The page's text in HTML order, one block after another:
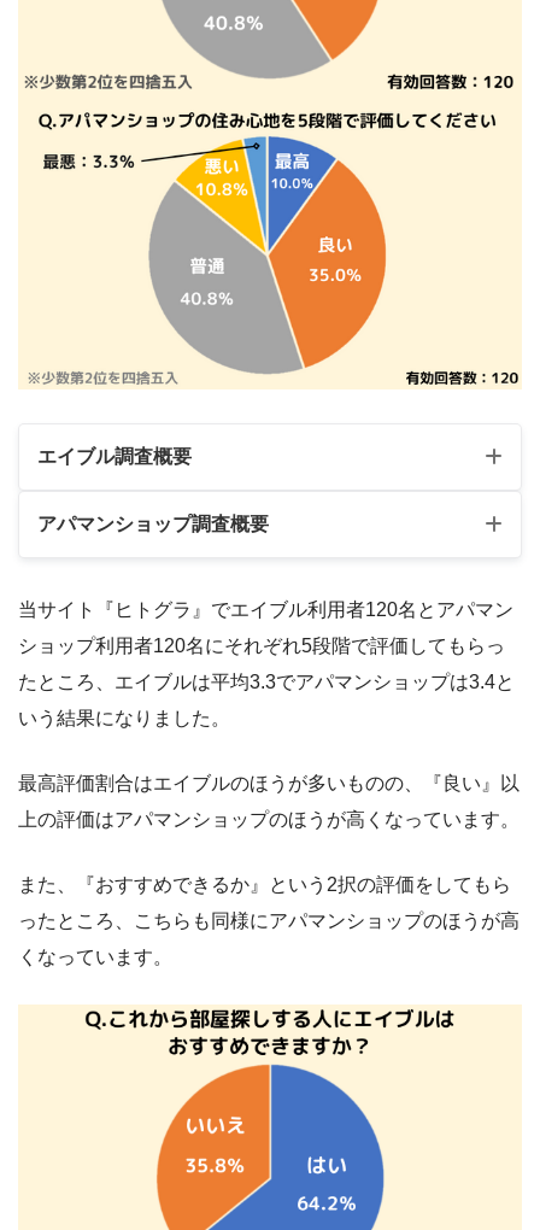
エイブル調査概要
調査期間：2023年9月29日～10月1日
調査年齢：20代～60代
調査性別：男性31人/女性79人
有効回答数：120
アパマンショップ調査概要
調査対象：『アパマンショップを利用したこと
のある人』
調査期間：2023年10月13日～10月15日
調査性別：男性41人/女性79人
調査機関： クラウドワークス
有効回答数：120
当サイト『ヒトグラ』でエイブル利用者120名とアパマン
ショップ利用者120名にそれぞれ5段階で評価してもらっ
たところ、エイブルは平均3.3でアパマンショップは3.4と
いう結果になりました。
最高評価割合はエイブルのほうが多いものの、『良い』以
上の評価はアパマンショップのほうが高くなっています。
また、『おすすめできるか』という2択の評価をしてもら
ったところ、こちらも同様にアパマンショップのほうが高
くなっています。